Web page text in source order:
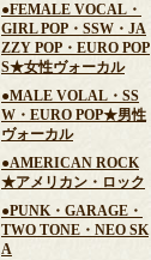
●FEMALE VOCAL・
GIRL POP・SSW・JA
ZZY POP・EURO POP
S★女性ヴォーカル
●MALE VOLAL・SS
W・EURO POP★男性
ヴォーカル
●AMERICAN ROCK
★アメリカン・ロック
●PUNK・GARAGE・
TWO TONE・NEO SK
A